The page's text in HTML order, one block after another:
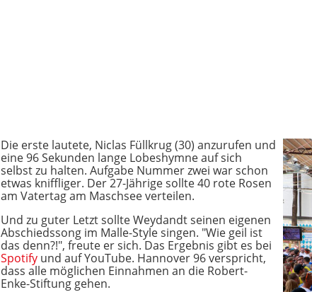
Die erste lautete, Niclas Füllkrug (30) anzurufen und
eine 96 Sekunden lange Lobeshymne auf sich
selbst zu halten. Aufgabe Nummer zwei war schon
etwas kniffliger. Der 27-Jährige sollte 40 rote Rosen
am Vatertag am Maschsee verteilen.
Und zu guter Letzt sollte Weydandt seinen eigenen
Abschiedssong im Malle-Style singen. "Wie geil ist
das denn?!", freute er sich. Das Ergebnis gibt es bei
Spotify und auf YouTube. Hannover 96 verspricht,
dass alle möglichen Einnahmen an die Robert-
Enke-Stiftung gehen.